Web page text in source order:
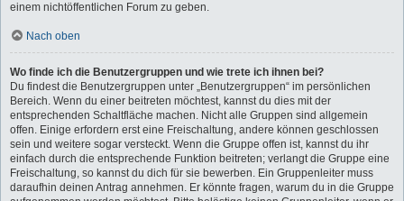
einem nichtöffentlichen Forum zu geben.
Nach oben
Wo finde ich die Benutzergruppen und wie trete ich ihnen bei?
Du findest die Benutzergruppen unter „Benutzergruppen“ im persönlichen
Bereich. Wenn du einer beitreten möchtest, kannst du dies mit der
entsprechenden Schaltfläche machen. Nicht alle Gruppen sind allgemein
offen. Einige erfordern erst eine Freischaltung, andere können geschlossen
sein und weitere sogar versteckt. Wenn die Gruppe offen ist, kannst du ihr
einfach durch die entsprechende Funktion beitreten; verlangt die Gruppe eine
Freischaltung, so kannst du dich für sie bewerben. Ein Gruppenleiter muss
daraufhin deinen Antrag annehmen. Er könnte fragen, warum du in die Gruppe